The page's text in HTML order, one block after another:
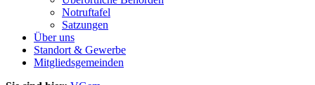
Notruftafel
Satzungen
Über uns
Standort & Gewerbe
Mitgliedsgemeinden